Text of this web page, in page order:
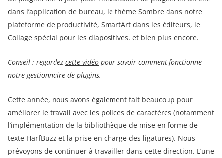
dans l’application de bureau, le thème Sombre dans notre
plateforme de productivité, SmartArt dans les éditeurs, le
Collage spécial pour les diapositives, et bien plus encore.
Conseil : regardez cette vidéo pour savoir comment fonctionne
notre gestionnaire de plugins.
Cette année, nous avons également fait beaucoup pour
améliorer le travail avec les polices de caractères (notamment
l’implémentation de la bibliothèque de mise en forme de
texte HarfBuzz et la prise en charge des ligatures). Nous
prévoyons de continuer à travailler dans cette direction. L’une